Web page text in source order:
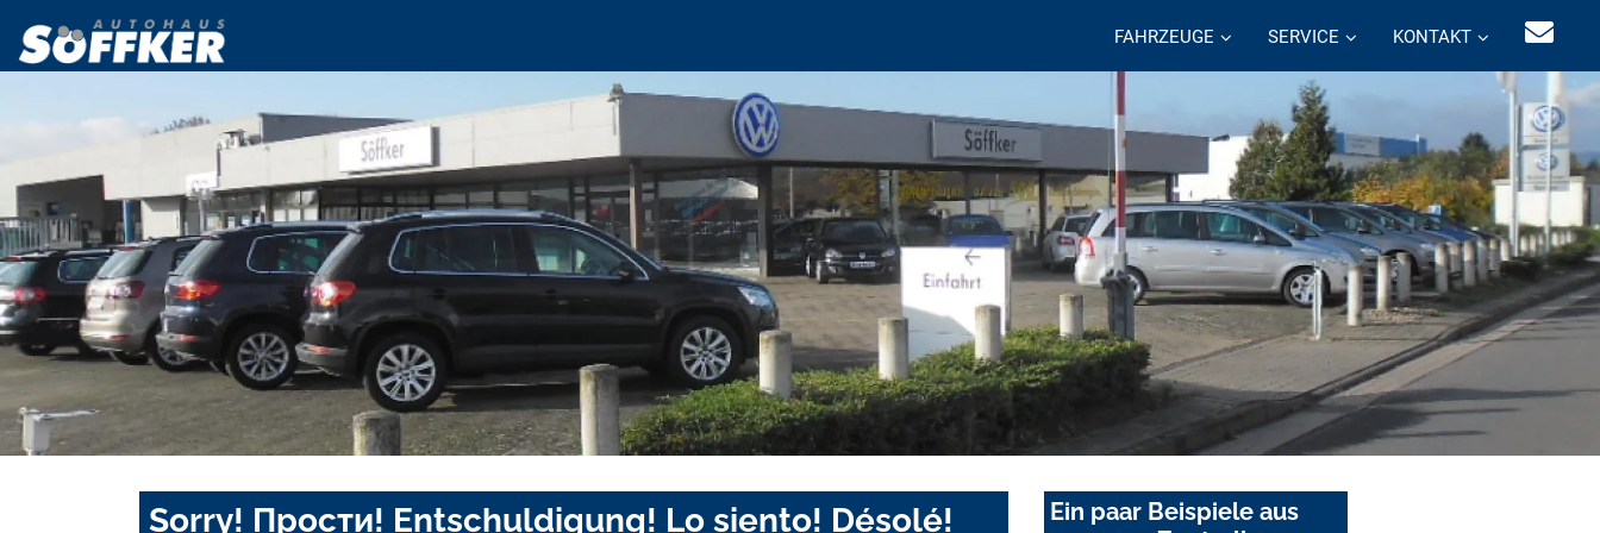
FAHRZEUGE SERVICE KONTAKT
Sorry! Прости! Entschuldigung! Lo siento! Désolé!
Ein paar Beispiele aus